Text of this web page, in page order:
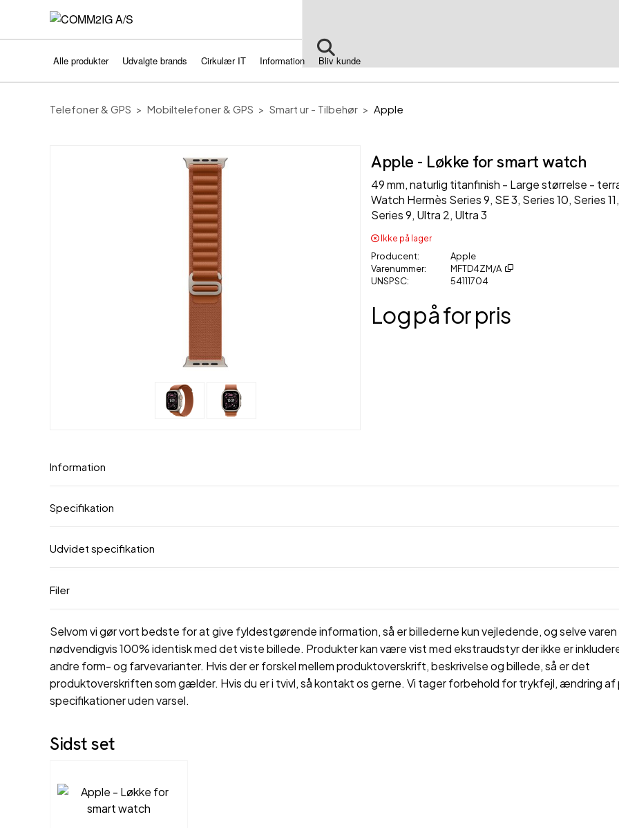
Alle produkter Udvalgte brands Cirkulær IT Information Bliv kunde
Telefoner & GPS Mobiltelefoner & GPS Smart ur - Tilbehør Apple
Apple - Løkke for smart watch
49 mm, naturlig titanfinish - Large størrelse -
Watch Hermès Series 9, SE 3, Series 10, Series
Series 9, Ultra 2, Ultra 3
Ikke på lager
Producent
Apple
Varenummer
MFTD4ZM/A
UNSPSC
54111704
Log på for pris
Information
Specifikation
Udvidet specifikation
Filer
Selvom vi gør vort bedste for at give fyldestgørende information, så er billederne kun vejledende, og selve varen
nødvendigvis 100% identisk med det viste billede. Produkter kan være vist med ekstraudstyr der ikke er
andre form- og farvevarianter. Hvis der er forskel mellem produktoverskrift, beskrivelse og billede, så er det
produktoverskriften som gælder. Hvis du er i tvivl, så kontakt os gerne. Vi tager forbehold for trykfejl, ændring af
specifikationer uden varsel.
Sidst set